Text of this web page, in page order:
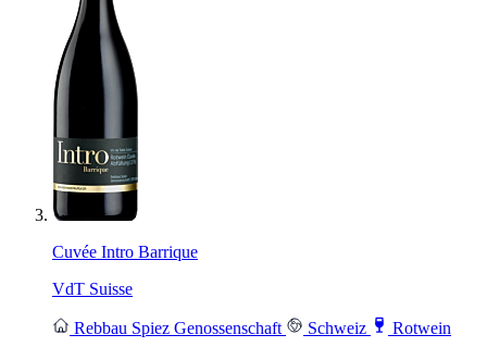
Cuvée Intro Barrique
VdT Suisse
Rebbau Spiez Genossenschaft Schweiz Rotwein